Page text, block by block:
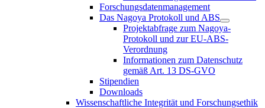
Forschungsdatenmanagement
Das Nagoya Protokoll und ABS
Projektabfrage zum Nagoya-
Protokoll und zur EU-ABS-
Verordnung
Informationen zum Datenschutz
gemäß Art. 13 DS-GVO
Stipendien
Downloads
Wissenschaftliche Integrität und Forschungsethik